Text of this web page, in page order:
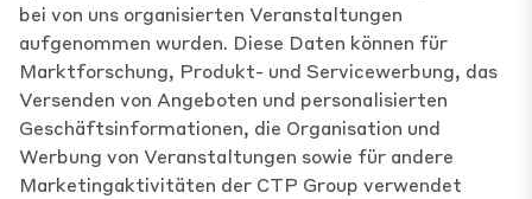
bei von uns organisierten Veranstaltungen
aufgenommen wurden. Diese Daten können für
Marktforschung, Produkt- und Servicewerbung, das
Versenden von Angeboten und personalisierten
Geschäftsinformationen, die Organisation und
Werbung von Veranstaltungen sowie für andere
Marketingaktivitäten der CTP Group verwendet